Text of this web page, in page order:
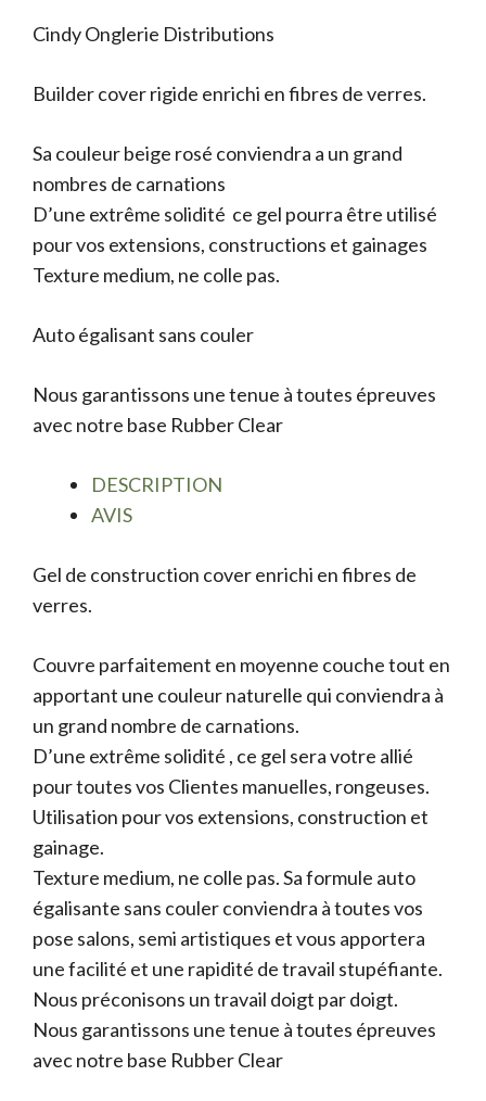
Cindy Onglerie Distributions
Builder cover rigide enrichi en fibres de verres.
Sa couleur beige rosé conviendra a un grand
nombres de carnations
D’une extrême solidité ce gel pourra être utilisé
pour vos extensions, constructions et gainages
Texture medium, ne colle pas.
Auto égalisant sans couler
Nous garantissons une tenue à toutes épreuves
avec notre base Rubber Clear
DESCRIPTION
AVIS
Gel de construction cover enrichi en fibres de
verres.
Couvre parfaitement en moyenne couche tout en
apportant une couleur naturelle qui conviendra à
un grand nombre de carnations.
D’une extrême solidité , ce gel sera votre allié
pour toutes vos Clientes manuelles, rongeuses.
Utilisation pour vos extensions, construction et
gainage.
Texture medium, ne colle pas. Sa formule auto
égalisante sans couler conviendra à toutes vos
pose salons, semi artistiques et vous apportera
une facilité et une rapidité de travail stupéfiante.
Nous préconisons un travail doigt par doigt.
Nous garantissons une tenue à toutes épreuves
avec notre base Rubber Clear